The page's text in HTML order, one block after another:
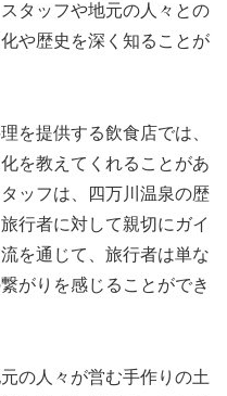
タッフや地元の人々との
や歴史を深く知ることが
を提供する飲食店では、
を教えてくれることがあ
ッフは、四万川温泉の歴
行者に対して親切にガイ
を通じて、旅行者は単な
がりを感じることができ
の人々が営む手作りの土